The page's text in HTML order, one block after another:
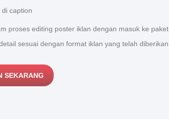
caption
proses editing poster iklan dengan masuk ke paket
sesuai dengan format iklan yang telah diberikan
SEKARANG